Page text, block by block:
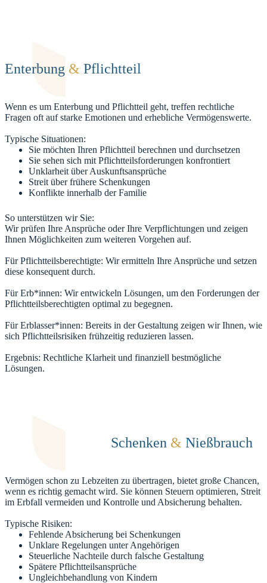
Enterbung & Pflichtteil
Wenn es um Enterbung und Pflichtteil geht, treffen rechtliche
Fragen oft auf starke Emotionen und erhebliche Vermögenswerte.
Typische Situationen:
Sie möchten Ihren Pflichtteil berechnen und durchsetzen
Sie sehen sich mit Pflichtteilsforderungen konfrontiert
Unklarheit über Auskunftsansprüche
Streit über frühere Schenkungen
Konflikte innerhalb der Familie
So unterstützen wir Sie:
Wir prüfen Ihre Ansprüche oder Ihre Verpflichtungen und zeigen
Ihnen Möglichkeiten zum weiteren Vorgehen auf.
Für Pflichtteilsberechtigte: Wir ermitteln Ihre Ansprüche und setzen
diese konsequent durch.
Für Erb*innen: Wir entwickeln Lösungen, um den Forderungen der
Pflichtteilsberechtigten optimal zu begegnen.
Für Erblasser*innen: Bereits in der Gestaltung zeigen wir Ihnen, wie
sich Pflichtteilsrisiken frühzeitig reduzieren lassen.
Ergebnis: Rechtliche Klarheit und finanziell bestmögliche
Lösungen.
Schenken & Nießbrauch
Vermögen schon zu Lebzeiten zu übertragen, bietet große Chancen,
wenn es richtig gemacht wird. Sie können Steuern optimieren, Streit
im Erbfall vermeiden und Kontrolle und Absicherung behalten.
Typische Risiken:
Fehlende Absicherung bei Schenkungen
Unklare Regelungen unter Angehörigen
Steuerliche Nachteile durch falsche Gestaltung
Spätere Pflichtteilsansprüche
Ungleichbehandlung von Kindern